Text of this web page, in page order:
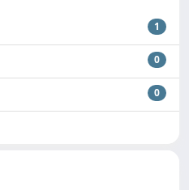
1
0
0